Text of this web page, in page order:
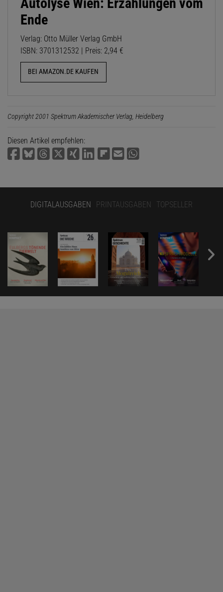
Ende
Verlag: Otto Müller Verlag GmbH
ISBN: 3701312532 | Preis: 2,94 €
BEI AMAZON.DE KAUFEN
Copyright 2001 Spektrum Akademischer Verlag, Heidelberg
Diesen Artikel empfehlen:
DIGITALAUSGABEN PRINTAUSGABEN TOPSELLER